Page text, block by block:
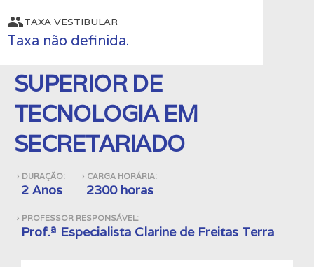
groupTAXA VESTIBULAR
Taxa não definida.
SUPERIOR DE
TECNOLOGIA EM
SECRETARIADO
navigate_next DURAÇÃO:
2 Anos
navigate_next CARGA HORÁRIA:
2300 horas
navigate_next PROFESSOR RESPONSÁVEL:
Prof.ª Especialista Clarine de Freitas Terra